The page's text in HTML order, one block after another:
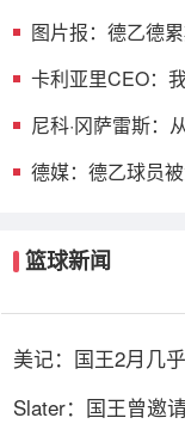
图片报：德乙德
卡利亚里CEO：
尼科·冈萨雷斯：
德媒：德乙球员
篮球新闻
美记：国王2月几
Slater：国王曾邀